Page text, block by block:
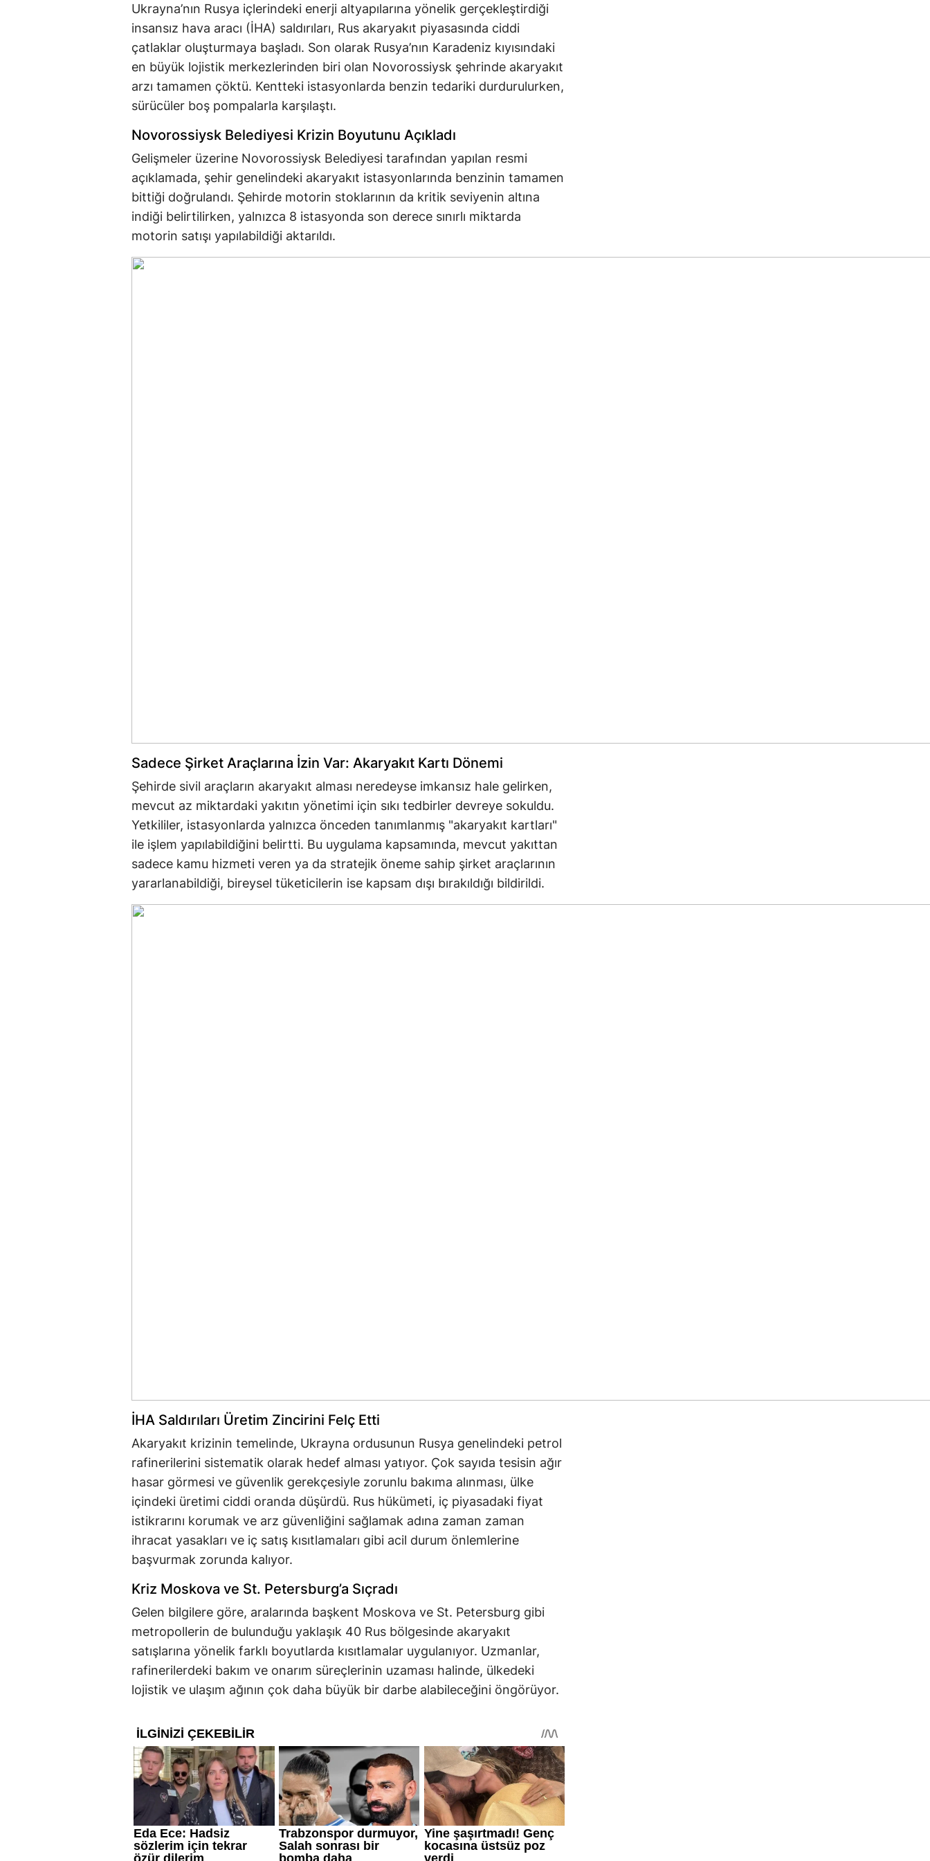
Ukrayna’nın Rusya içlerindeki enerji altyapılarına yönelik gerçekleştirdiği
insansız hava aracı (İHA) saldırıları, Rus akaryakıt piyasasında ciddi
çatlaklar oluşturmaya başladı. Son olarak Rusya’nın Karadeniz kıyısındaki
en büyük lojistik merkezlerinden biri olan Novorossiysk şehrinde akaryakıt
arzı tamamen çöktü. Kentteki istasyonlarda benzin tedariki durdurulurken,
sürücüler boş pompalarla karşılaştı.
Novorossiysk Belediyesi Krizin Boyutunu Açıkladı
Gelişmeler üzerine Novorossiysk Belediyesi tarafından yapılan resmi
açıklamada, şehir genelindeki akaryakıt istasyonlarında benzinin tamamen
bittiği doğrulandı. Şehirde motorin stoklarının da kritik seviyenin altına
indiği belirtilirken, yalnızca 8 istasyonda son derece sınırlı miktarda
motorin satışı yapılabildiği aktarıldı.
Sadece Şirket Araçlarına İzin Var: Akaryakıt Kartı Dönemi
Şehirde sivil araçların akaryakıt alması neredeyse imkansız hale gelirken,
mevcut az miktardaki yakıtın yönetimi için sıkı tedbirler devreye sokuldu.
Yetkililer, istasyonlarda yalnızca önceden tanımlanmış "akaryakıt kartları"
ile işlem yapılabildiğini belirtti. Bu uygulama kapsamında, mevcut yakıttan
sadece kamu hizmeti veren ya da stratejik öneme sahip şirket araçlarının
yararlanabildiği, bireysel tüketicilerin ise kapsam dışı bırakıldığı bildirildi.
İHA Saldırıları Üretim Zincirini Felç Etti
Akaryakıt krizinin temelinde, Ukrayna ordusunun Rusya genelindeki petrol
rafinerilerini sistematik olarak hedef alması yatıyor. Çok sayıda tesisin ağır
hasar görmesi ve güvenlik gerekçesiyle zorunlu bakıma alınması, ülke
içindeki üretimi ciddi oranda düşürdü. Rus hükümeti, iç piyasadaki fiyat
istikrarını korumak ve arz güvenliğini sağlamak adına zaman zaman
ihracat yasakları ve iç satış kısıtlamaları gibi acil durum önlemlerine
başvurmak zorunda kalıyor.
Kriz Moskova ve St. Petersburg’a Sıçradı
Gelen bilgilere göre, aralarında başkent Moskova ve St. Petersburg gibi
metropollerin de bulunduğu yaklaşık 40 Rus bölgesinde akaryakıt
satışlarına yönelik farklı boyutlarda kısıtlamalar uygulanıyor. Uzmanlar,
rafinerilerdeki bakım ve onarım süreçlerinin uzaması halinde, ülkedeki
lojistik ve ulaşım ağının çok daha büyük bir darbe alabileceğini öngörüyor.